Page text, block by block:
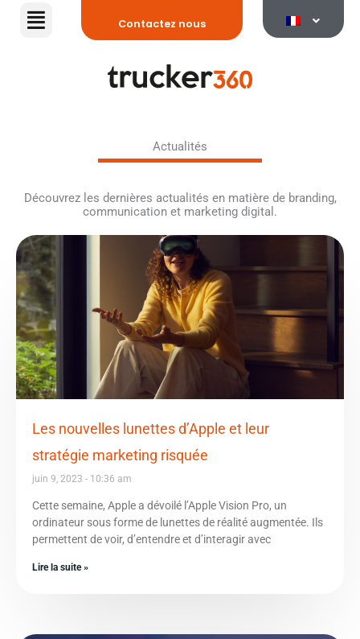
Contactez nous
Actualités
Découvrez les dernières actualités en matière de branding,
communication et marketing digital.
Les nouvelles lunettes d’Apple et leur
stratégie marketing risquée
juin 9, 2023 10:36 am
Cette semaine, Apple a dévoilé l’Apple Vision Pro, un
ordinateur sous forme de lunettes de réalité augmentée. Ils
permettent de voir, d’entendre et d’interagir avec
Lire la suite »
P
a
g
e
P
a
g
e
P
g
e